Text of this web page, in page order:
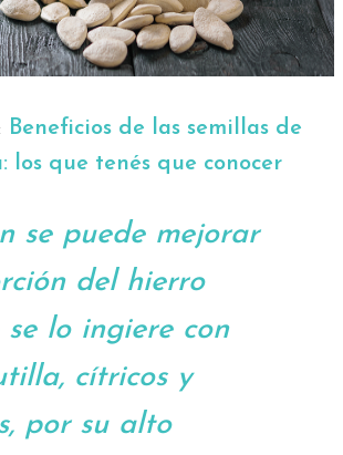
Beneficios de las semillas de
los que tenés que conocer
se puede mejorar
del hierro
se lo ingiere con
cítricos y
por su alto